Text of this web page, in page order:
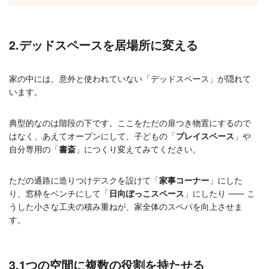
2.デッドスペースを居場所に変える
家の中には、意外と使われていない「デッドスペース」が隠れて
います。
典型的なのは階段の下です。ここをただの扉つき物置にするので
はなく、あえてオープンにして、子どもの「プレイスペース 」や
自分専用の「書斎 」につくり変えてみてください。
ただの通路に造りつけデスクを設けて「家事コーナー 」にした
り、窓枠をベンチにして「日向ぼっこスペース 」にしたり ⸺ こ
うした小さな工夫の積み重ねが、家全体のスペパを向上させま
す。
3.1つの空間に複数の役割を持たせる